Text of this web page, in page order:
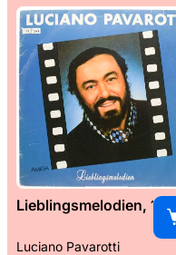
Lieblingsmelodien, 1989
Luciano Pavarotti